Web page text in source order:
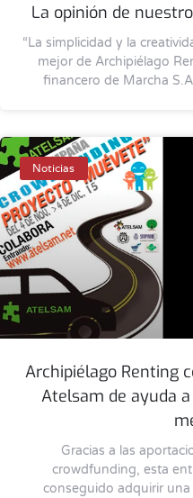
La opinión de
“La simplicidad y la
mejor de Archipiélago
financero de Marcha
Noticias
Archipiélago Renting
Atelsam de ayuda
Gracias a las
crowdfunding, esta
conseguido adquirir